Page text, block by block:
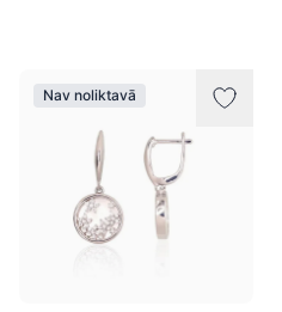
Nav noliktavā